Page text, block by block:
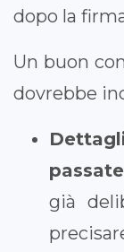
dopo la
Un buon
dovrebbe
già